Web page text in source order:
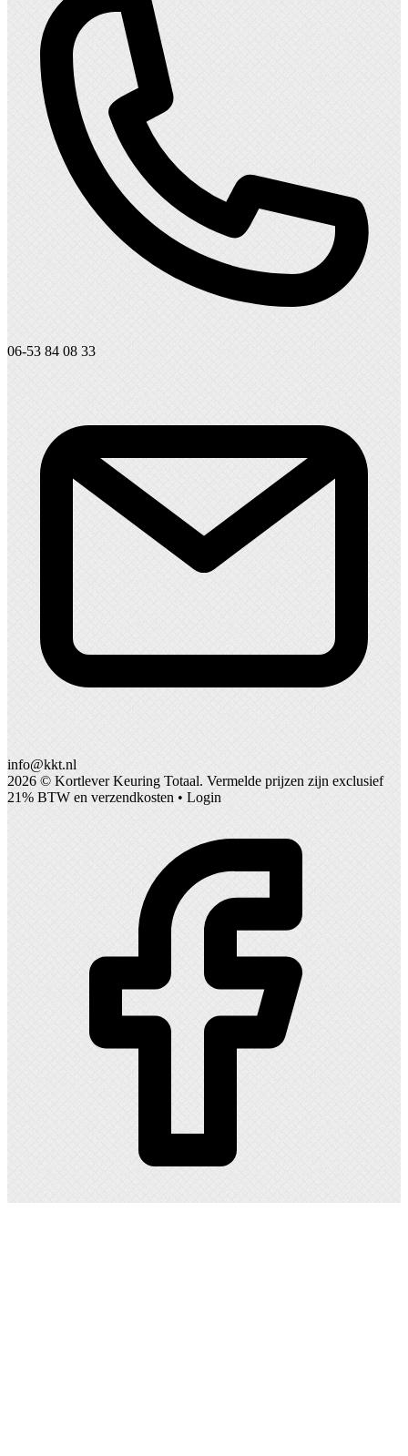
06-53 84 08 33
info@kkt.nl
2026 © Kortlever Keuring Totaal. Vermelde prijzen zijn exclusief
21% BTW en verzendkosten • Login